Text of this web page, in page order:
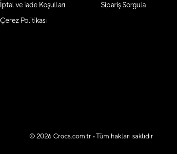
İptal ve iade Koşulları
Çerez Politikası
Sipariş Sorgula
© 2026 Crocs.com.tr • Tüm hakları saklıdır